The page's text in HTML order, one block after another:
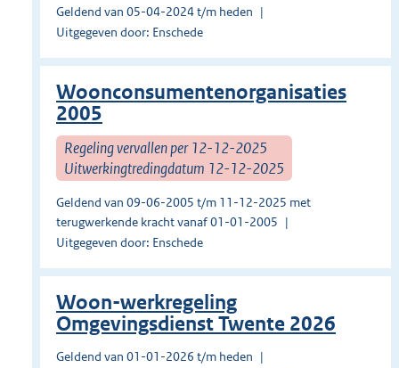
Geldend van 05-04-2024 t/m heden
Uitgegeven door: Enschede
Woonconsumentenorganisaties
2005
Regeling vervallen per 12-12-2025
Uitwerkingtredingdatum 12-12-2025
Geldend van 09-06-2005 t/m 11-12-2025 met
terugwerkende kracht vanaf 01-01-2005
Uitgegeven door: Enschede
Woon-werkregeling
Omgevingsdienst Twente 2026
Geldend van 01-01-2026 t/m heden